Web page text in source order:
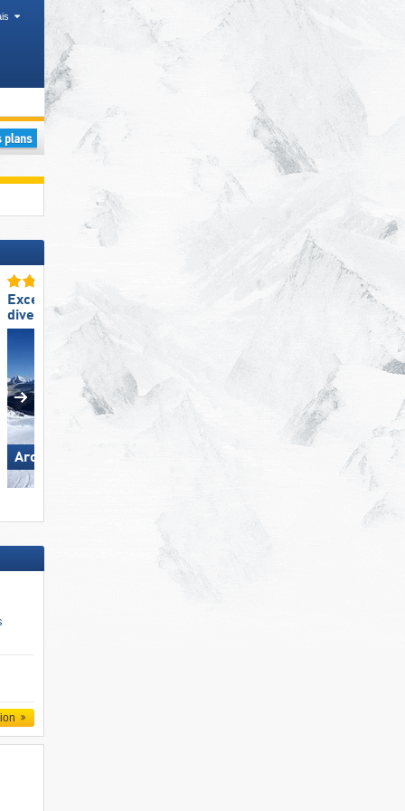
Canton, Chaînes de montagnes
Excellente
diversité des pistes
Arosa Lenzerheide
Excellente
Pizol – Bad Ragaz/​Wangs